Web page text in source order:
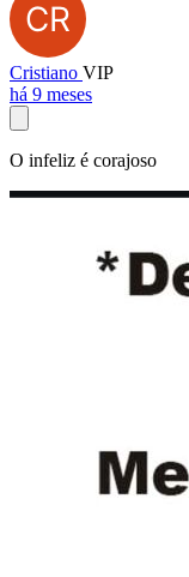
Cristiano VIP
há 9 meses
O infeliz é corajoso